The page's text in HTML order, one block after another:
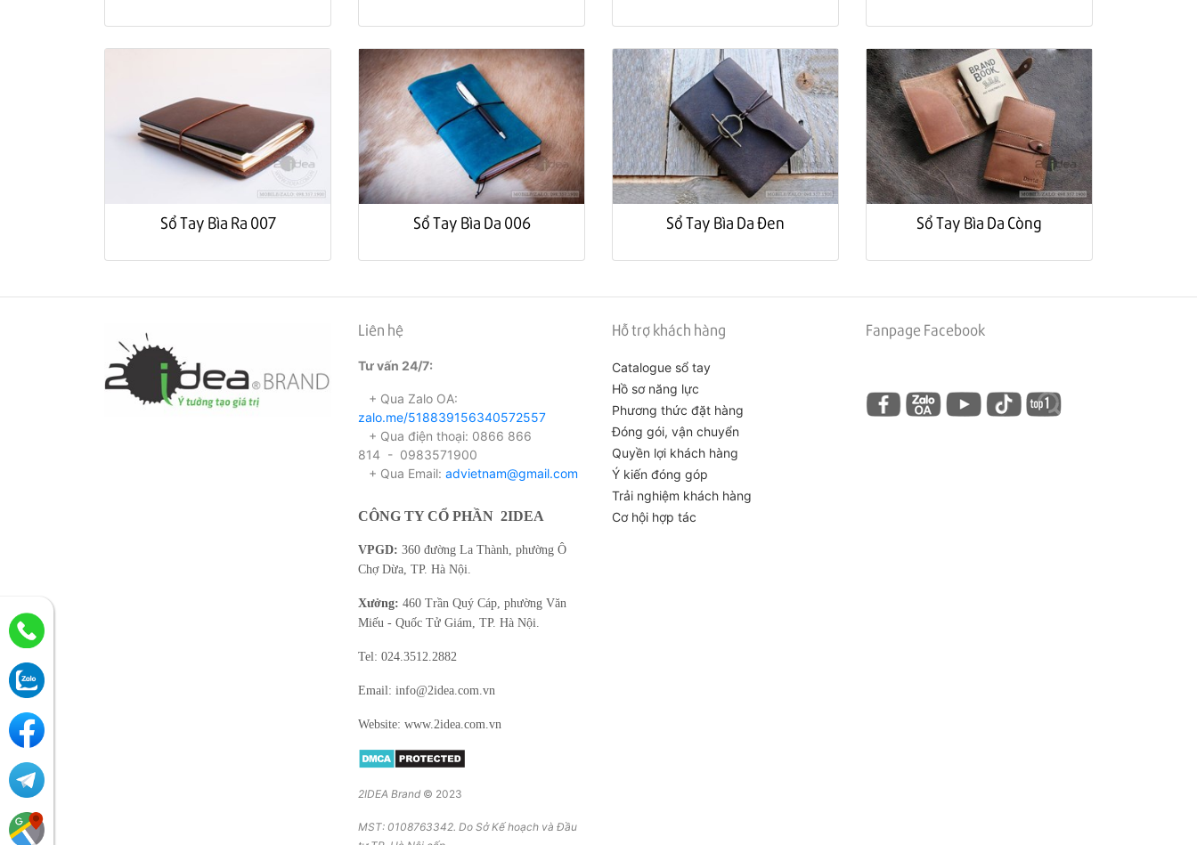
Sổ Tay Bìa Ra 007 Sổ Tay Bìa Da 006 Sổ Tay Bìa Da Đen Sổ Tay Bìa Da Còng
Liên hệ
Tư vấn 24/7:
+ Qua Zalo OA:
zalo.me/518839156340572557
+ Qua điện thoại: 0866 866
814 - 0983571900
+ Qua Email: advietnam@gmail.com
CÔNG TY CỔ PHẦN 2IDEA
VPGD: 360 đường La Thành, phường Ô
Chợ Dừa, TP. Hà Nội.
Xưởng: 460 Trần Quý Cáp, phường Văn
Miếu - Quốc Tử Giám, TP. Hà Nội.
Tel: 024.3512.2882
Email: info@2idea.com.vn
Website: www.2idea.com.vn
2IDEA Brand © 2023
MST: 0108763342. Do Sở Kế hoạch và Đầu
Hỗ trợ khách hàng
Catalogue sổ tay
Hồ sơ năng lực
Phương thức đặt hàng
Đóng gói, vận chuyển
Quyền lợi khách hàng
Ý kiến đóng góp
Trải nghiệm khách hàng
Cơ hội hợp tác
Fanpage Facebook